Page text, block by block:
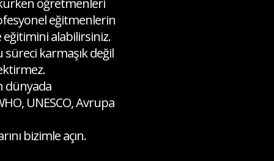
eğitmenlerin
eğitimini alabilirsiniz.
karmaşık değil
dünyada
UNESCO, Avrupa
bizimle açın.